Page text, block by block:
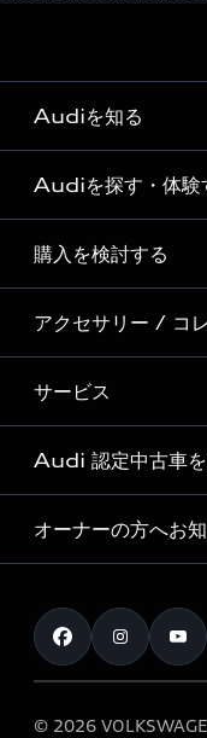
Audiを知る
Audi ブランド
Story of Progress
Audi Sport
Formula 1®
デジタルサービス
Audiを探す・体験
ディーラー検索
新車在庫検索
試乗車・展示車検索
見積り依頼
試乗予約
購入を検討する
モデル一覧
特別仕様モデル / 限定
e-tronラインアップ
価格シミュレーション
車両比較
カタログ一覧
アクセサリー / コ
純正アクセサリー
オンラインショップ
Audi collection
アウディナビアプリ
サービス
サービス入庫予約
サービスプログラム
メンテナンス
車検 / 定期点検
e-tronアフターサポー
Audi 認定中古車を
Audi認定中古車
クオリティ
保証
メンテナンス
オーナーの方へお
お知らせ
オーナー様向けキャン
© 2026